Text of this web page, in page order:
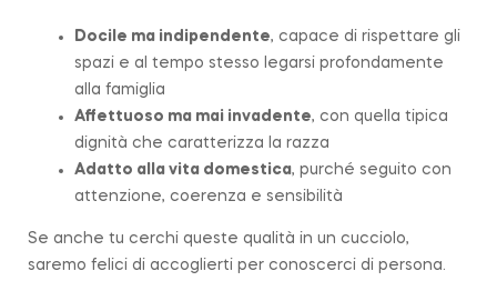
Docile ma indipendente, capace di rispettare gli
spazi e al tempo stesso legarsi profondamente
alla famiglia
Affettuoso ma mai invadente, con quella tipica
dignità che caratterizza la razza
Adatto alla vita domestica, purché seguito con
attenzione, coerenza e sensibilità
Se anche tu cerchi queste qualità in un cucciolo,
saremo felici di accoglierti per conoscerci di persona.